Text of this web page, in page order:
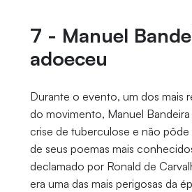
7 - Manuel
adoeceu
Durante o evento, um dos mais
do movimento, Manuel
crise de tuberculose e não pôde
de seus poemas mais
declamado por Ronald de
era uma das mais perigosas da